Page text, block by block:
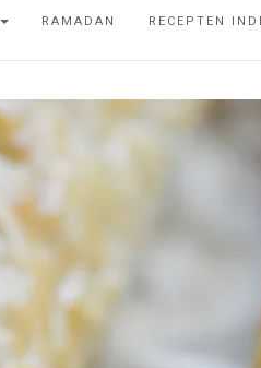
RAMADAN RECEPTEN